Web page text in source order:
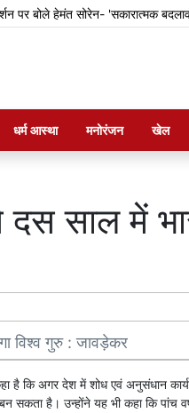
हेमंत सोरेन- 'सकारात्मक बदलावों की
धर्म आस्था मनोरंजन खेल
साल में
विश्व गुरु : जावड़ेकर
है कि अगर देश में शोध एवं अनुसंधान कार्य
सकता है। उन्होंने यह भी कहा कि पांच